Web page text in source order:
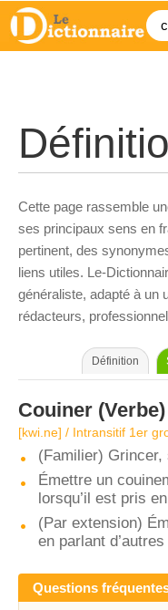
Cette page rassemble
ses principaux sens en
pertinent, des
liens utiles. Le-
généraliste, adapté à un
rédacteurs,
Définition
Couiner (Verbe)
[kwi.ne] / Intransitif 1er
(Familier) Grincer,
Émettre un
lorsqu’il est pris
(Par extension)
en parlant
Questions